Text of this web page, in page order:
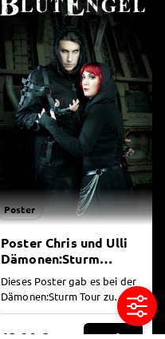
Poster
Poster Chris und Ulli
Dämonen:Sturm
ungefaltet
Dieses Poster gab es bei der
Dämonen:Sturm Tour zu
kaufen, die Reste bieten wir
nun hier für alle an...